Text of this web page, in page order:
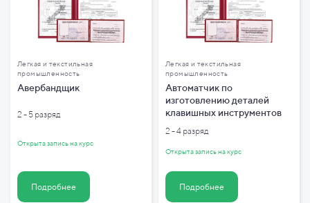
Легкая и текстильная
промышленность
Авербандщик
2 - 5 разряд
Открыта запись на курс
Подробнее
Легкая и текстильная
промышленность
Автоматчик по
изготовлению деталей
клавишных инструментов
2 - 4 разряд
Открыта запись на курс
Подробнее